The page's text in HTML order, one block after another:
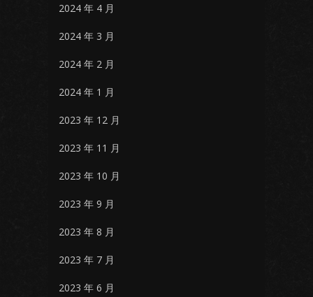
2024 年 4 月
2024 年 3 月
2024 年 2 月
2024 年 1 月
2023 年 12 月
2023 年 11 月
2023 年 10 月
2023 年 9 月
2023 年 8 月
2023 年 7 月
2023 年 6 月